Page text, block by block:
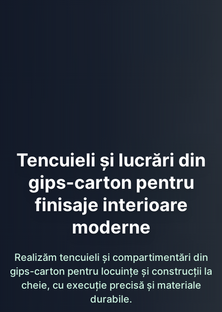
Tencuieli și lucrări din
gips-carton pentru
finisaje interioare
moderne
Realizăm tencuieli și compartimentări din
gips-carton pentru locuințe și construcții la
cheie, cu execuție precisă și materiale
durabile.